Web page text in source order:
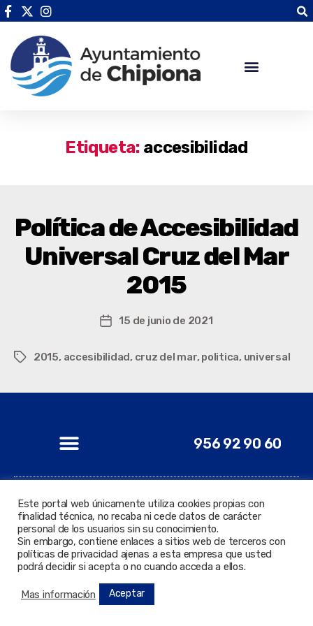
Etiqueta: accesibilidad
Política de Accesibilidad
Universal Cruz del Mar
2015
15 de junio de 2021
2015, accesibilidad , cruz del mar, politica, universal
956 92 90 60
© 2022 Todos los derechos reservados. Delegación de
Nuevas Tecnologías.
Este portal web únicamente utiliza cookies propias con
finalidad técnica, no recaba ni cede datos de carácter
personal de los usuarios sin su conocimiento.
Sin embargo, contiene enlaces a sitios web de terceros con
políticas de privacidad ajenas a esta empresa que usted
podrá decidir si acepta o no cuando acceda a ellos.
Mas información Aceptar